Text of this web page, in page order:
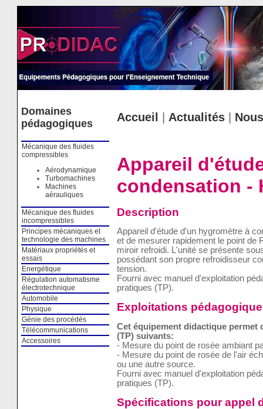
Domaines
pédagogiques
Mécanique des fluides
compressibles
Aérodynamique
Turbomachines
Machines
aérauliques
Mécanique des fluides
incompressibles
Principes mécaniques et
technologie des machines
Matériaux propriétés et
essais
Energétique
Régulation automatisme
électrotechnique
Automobile
Physique
Génie des procédés
Télécommunications
Accessoires
Accueil Actualités|
Appareil
condensation -
Description
Appareil d'étude d'un hygromètre à
et de mesurer rapidement le point de
miroir refroidi. L'unité se présente
possédant son propre refroidisseur
tension.
Fourni avec manuel d'exploitation
pratiques (TP).
Exploitations
Cet équipement didactique permet
(TP) suivants:
- Mesure du point de rosée ambiant
- Mesure du point de rosée de l'air
ou une autre source.
Fourni avec manuel d'exploitation
pratiques (TP).
Spécifications pour appel
Cookies management panel